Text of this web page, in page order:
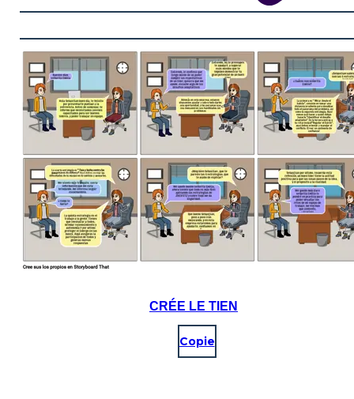
CRÉE LE TIEN
Copie